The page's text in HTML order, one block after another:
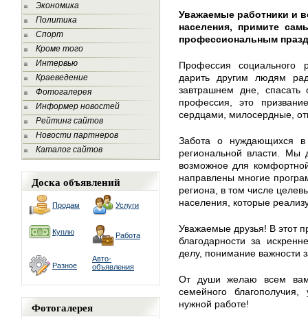
Экономика
Политика
Спорт
Кроме того
Интервью
Краеведение
Фотогалерея
Информер новостей
Рейтинг сайтов
Новости партнеров
Каталог сайтов
Доска объявлений
Продам Услуги
Куплю Работа
Разное
Авто-
объявления
Фотогалерея
Уважаемые работники и
населения, примите
профессиональным
Профессия социального
дарить другим людям
завтрашнем дне,
профессия, это
сердцами, милосердные,
Забота о нуждающихся
региональной власти. Мы
возможное для
направлены многие
региона, в том числе
населения, которые
Уважаемые друзья! В этот
благодарности за
делу, понимание важности
От души желаю всем вам
семейного
нужной работе!